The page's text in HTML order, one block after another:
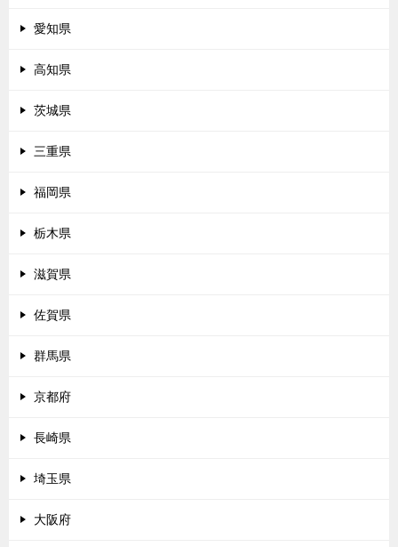
愛知県
高知県
茨城県
三重県
福岡県
栃木県
滋賀県
佐賀県
群馬県
京都府
長崎県
埼玉県
大阪府